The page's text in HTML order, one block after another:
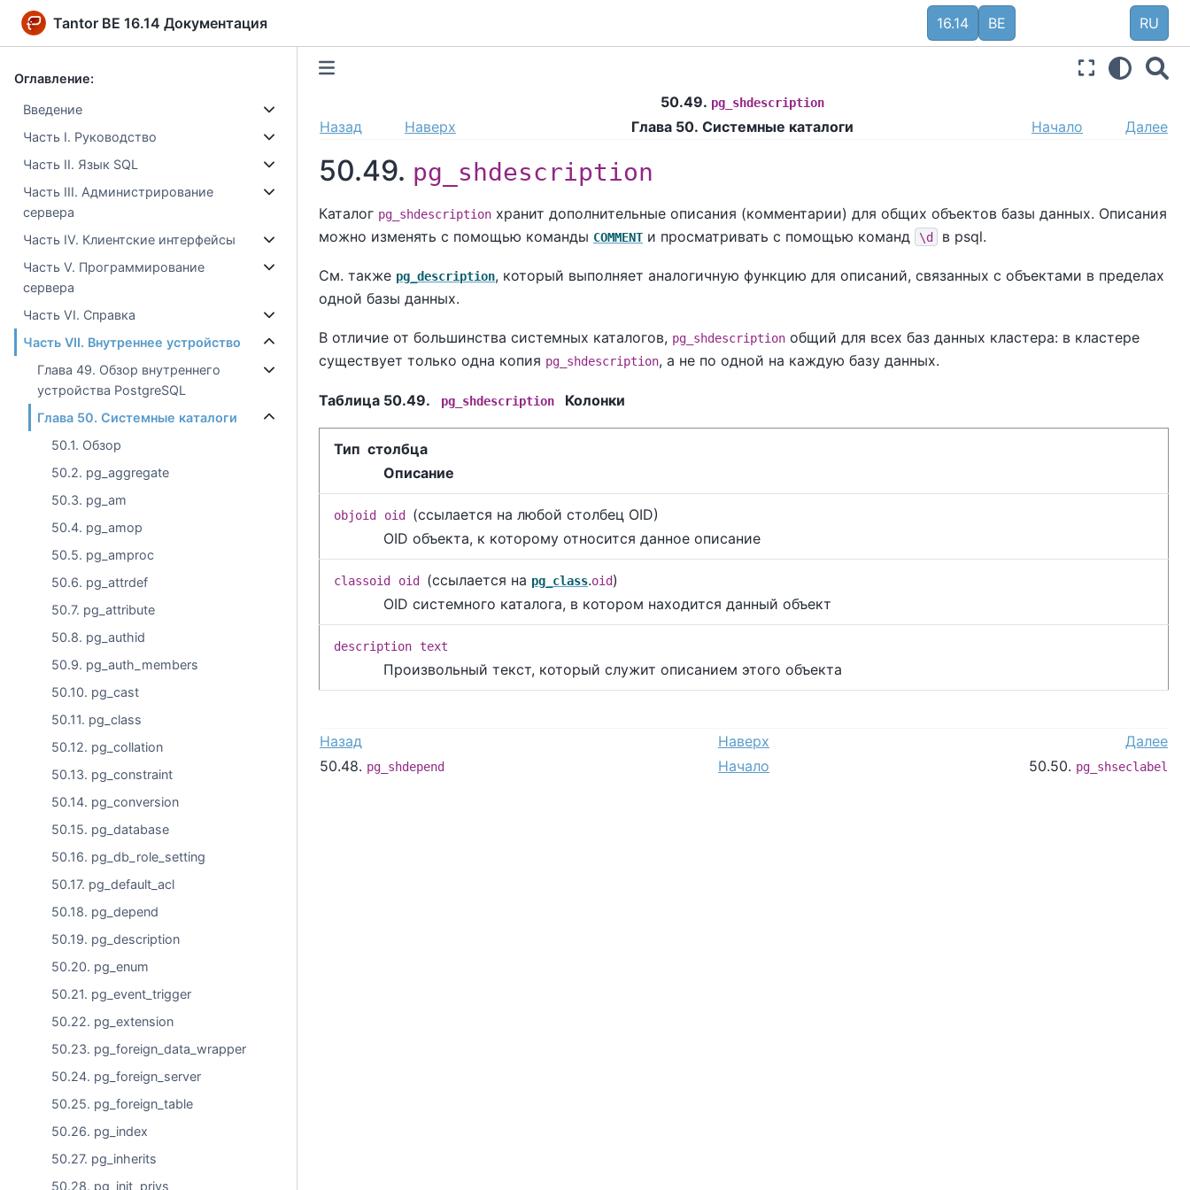
Tantor BE 16.14 Документация 16.14 BE RU
Оглавление:
Введение
Часть I. Руководство
Часть II. Язык SQL
Часть III. Администрирование
сервера
Часть IV. Клиентские интерфейсы
Часть V. Программирование
сервера
Часть VI. Справка
Часть VII. Внутреннее устройство
Глава 49. Обзор внутреннего
устройства PostgreSQL
Глава 50. Системные каталоги
50.1. Обзор
50.2. pg_aggregate
50.3. pg_am
50.4. pg_amop
50.5. pg_amproc
50.6. pg_attrdef
50.7. pg_attribute
50.8. pg_authid
50.9. pg_auth_members
50.10. pg_cast
50.11. pg_class
50.12. pg_collation
50.13. pg_constraint
50.14. pg_conversion
50.15. pg_database
50.16. pg_db_role_setting
50.17. pg_default_acl
50.18. pg_depend
50.19. pg_description
50.20. pg_enum
50.21. pg_event_trigger
50.22. pg_extension
50.23. pg_foreign_data_wrapper
50.24. pg_foreign_server
50.25. pg_foreign_table
50.26. pg_index
50.27. pg_inherits
50.28. pg_init_privs
50.49. pg_shdescription
Назад Наверх Глава 50. Системные каталоги Начало Далее
50.49. pg_shdescription
Каталог pg_shdescription хранит дополнительные описания (комментарии) для общих объектов базы данных. Описания
можно изменять с помощью команды COMMENT и просматривать с помощью команд \d в psql.
См. также pg_description, который выполняет аналогичную функцию для описаний, связанных с объектами в пределах
одной базы данных.
В отличие от большинства системных каталогов, pg_shdescription общий для всех баз данных кластера: в кластере
существует только одна копия pg_shdescription, а не по одной на каждую базу данных.
Таблица 50.49. pg_shdescription Колонки
Тип столбца
Описание
objoid oid
(ссылается на любой столбец OID)
OID объекта, к которому относится данное описание
classoid oid (ссылается на pg_class.oid)
OID системного каталога, в котором находится данный объект
description text
Произвольный текст, который служит описанием этого объекта
Назад Наверх
Далее
50.48. pg_shdepend Начало 50.50. pg_shseclabel